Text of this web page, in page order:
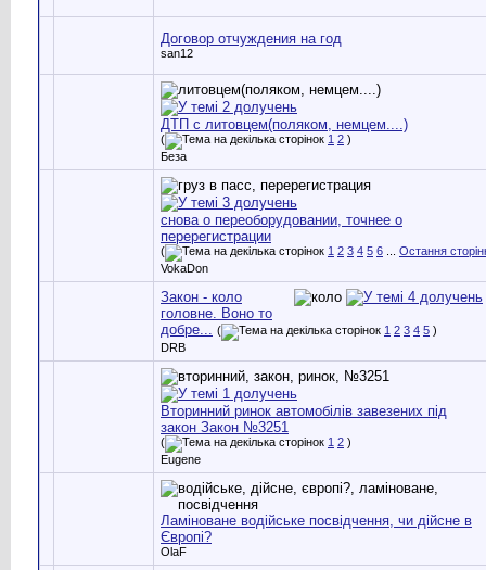
Договор отчуждения на год
san12
ДТП с литовцем(поляком, немцем....)
( 1 2 )
Беза
снова о переоборудовании, точнее о
перерегистрации
( 1 2 3 4 5 6
Остання
VokaDon
Закон - коло
головне. Воно то
добре...
( 1 2 3 4 5 )
DRB
Вторинний ринок автомобілів завезених під
закон Закон №3251
( 1 2 )
Eugene
Ламіноване водійське посвідчення, чи дійсне в
Європі?
OlaF